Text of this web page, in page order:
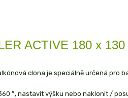
ACTIVE 180 x 130
clona je speciálně určená pro
°, nastavit výšku nebo naklonit /